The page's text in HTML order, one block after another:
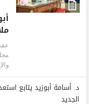
د. أسامة أبوزيد يتابع
الجديد